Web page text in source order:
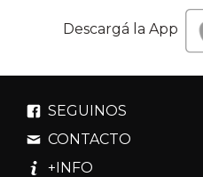
Descargá la App
SEGUINOS
CONTACTO
+INFO